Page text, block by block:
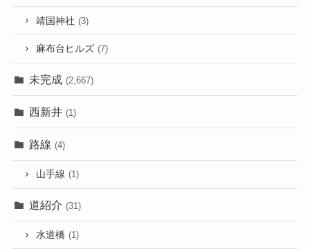
靖国神社 (3)
麻布台ヒルズ (7)
未完成 (2,667)
西新井 (1)
路線 (4)
山手線 (1)
道紹介 (31)
水道橋 (1)